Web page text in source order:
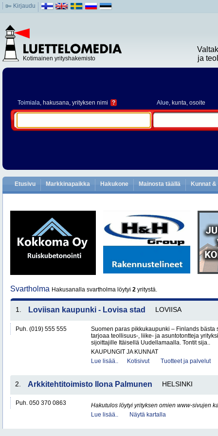
Kirjaudu
Kotimainen yrityshakemisto
ja
Toimiala, hakusana, yrityksen nimi ? Alue, kunta, osoite
Etusivu Markkinapaikka Hakukone Mainosta täällä Kunnat
Svartholma Hakusanalla svartholma löytyi 2 yritystä.
1. Loviisan kaupunki - Lovisa stad LOVIISA
Puh. (019) 555 555
Suomen paras pikkukaupunki – Finlands bästa
tarjoaa teollisuus-, liike- ja asuntotontteja
sijoittajille Itäisellä Uudellamaalla. Tontit sija..
KAUPUNGIT JA KUNNAT
Lue lisää..
Kotisivut Tuotteet ja palvelut
2. Arkkitehtitoimisto Ilona Palmunen HELSINKI
Puh. 050 370 0863
Hakutulos löytyi yrityksen omien www-sivujen
Lue lisää..
Näytä kartalla